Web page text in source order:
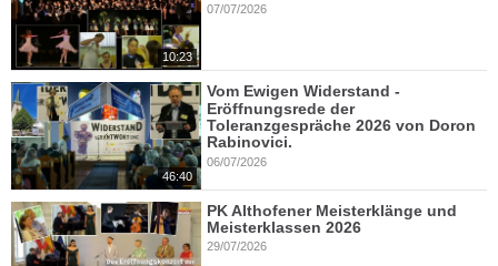
10:23
07/07/2026
46:40
Vom Ewigen Widerstand -
Eröffnungsrede der
Toleranzgespräche 2026 von Doron
Rabinovici.
06/07/2026
PK Althofener Meisterklänge und
Meisterklassen 2026
29/07/2026